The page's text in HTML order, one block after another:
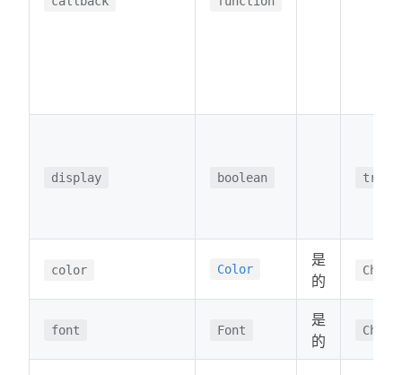
display boolean true
color Color
是
的
font Font
是
的